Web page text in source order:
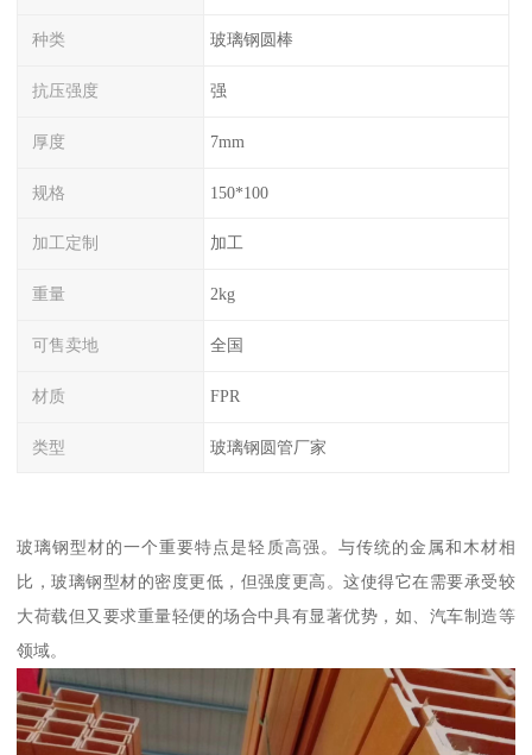
种类 玻璃钢圆棒
抗压强度 强
厚度 7mm
规格 150*100
加工定制 加工
重量 2kg
可售卖地 全国
材质 FPR
类型 玻璃钢圆管厂家
玻璃钢型材的一个重要特点是轻质高强。与传统的金属和木材相
比，玻璃钢型材的密度更低，但强度更高。这使得它在需要承受较
大荷载但又要求重量轻便的场合中具有显著优势，如、汽车制造等
领域。